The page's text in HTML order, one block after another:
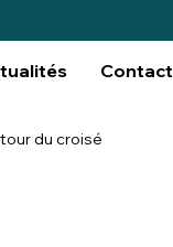
Contact
du croisé